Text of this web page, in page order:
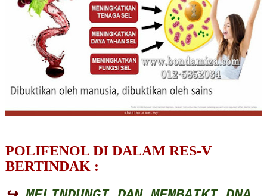
POLIFENOL DI DALAM RES-V
BERTINDAK :